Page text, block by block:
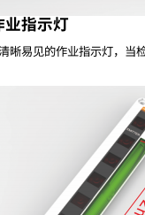
业指示灯
晰易见的作业指示灯，当